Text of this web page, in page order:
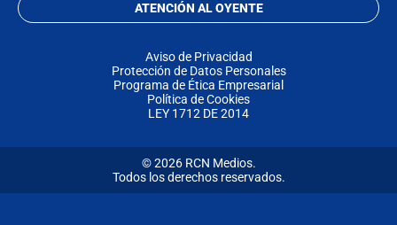
ATENCIÓN AL OYENTE
Aviso de Privacidad
Protección de Datos Personales
Programa de Ética Empresarial
Política de Cookies
LEY 1712 DE 2014
© 2026 RCN Medios.
Todos los derechos reservados.